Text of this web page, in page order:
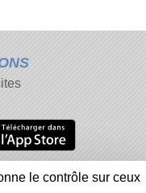
des cookies
inapproprié
le contrôle sur ceux